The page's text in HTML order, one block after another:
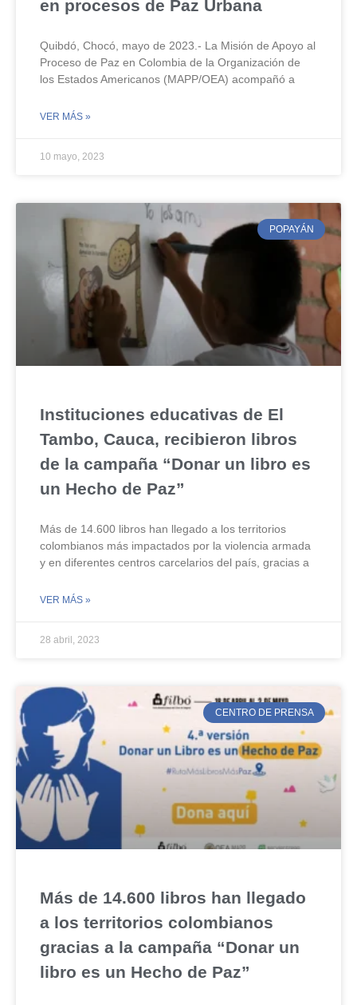
en procesos de Paz Urbana
Quibdó, Chocó, mayo de 2023.- La Misión de Apoyo al
Proceso de Paz en Colombia de la Organización de
los Estados Americanos (MAPP/OEA) acompañó a
VER MÁS »
10 mayo, 2023
POPAYÁN
Instituciones educativas de El
Tambo, Cauca, recibieron libros
de la campaña “Donar un libro es
un Hecho de Paz”
Más de 14.600 libros han llegado a los territorios
colombianos más impactados por la violencia armada
y en diferentes centros carcelarios del país, gracias a
VER MÁS »
28 abril, 2023
CENTRO DE PRENSA
Más de 14.600 libros han llegado
a los territorios colombianos
gracias a la campaña “Donar un
libro es un Hecho de Paz”